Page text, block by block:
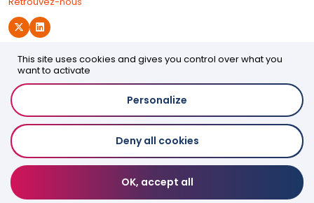
Site d'OPCO 2i
Mentions légales
Politique de confidentialité
Espace presse
Contact
This site uses cookies and gives you control over what you
want to activate
Personalize
Deny all cookies
OK, accept all